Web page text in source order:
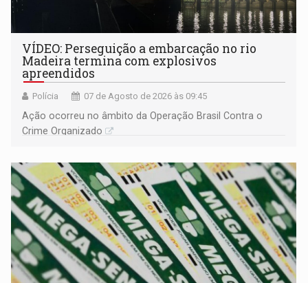
VÍDEO: Perseguição a embarcação no rio
Madeira termina com explosivos
apreendidos
Polícia 07 de Agosto de 2026 às 09:45
Ação ocorreu no âmbito da Operação Brasil Contra o
Crime Organizado